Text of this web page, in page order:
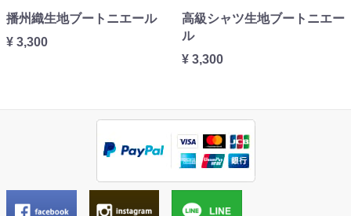
播州織生地ブートニエール
¥ 3,300
高級シャツ生地ブートニエー
ル
¥ 3,300